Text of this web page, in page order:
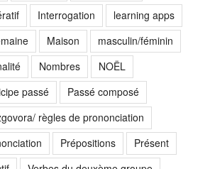
Interrogation
learning apps
Maison
masculin/féminin
Nombres
NOËL
passé
Passé composé
règles de prononciation
Prépositions
Présent